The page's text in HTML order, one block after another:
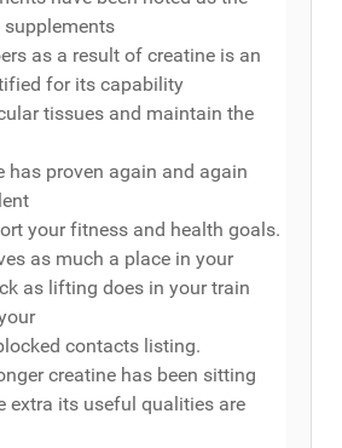
supplements
as a result of creatine is an
for its capability
tissues and maintain the
has proven again and again
your fitness and health goals.
as much a place in your
as lifting does in your train
contacts listing.
creatine has been sitting
extra its useful qualities are